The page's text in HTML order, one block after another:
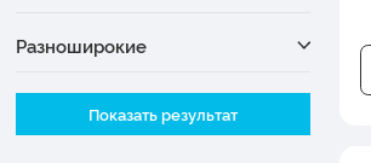
Разноширокие
Ширина
Показать результат